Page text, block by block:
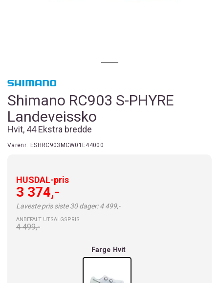
Shimano RC903 S-PHYRE
Landeveissko
Hvit, 44 Ekstra bredde
Varenr: ESHRC903MCW01E44000
HUSDAL-pris
3 374,-
Laveste pris siste 30 dager: 4 499,-
ANBEFALT UTSALGSPRIS
4 499,-
Farge Hvit